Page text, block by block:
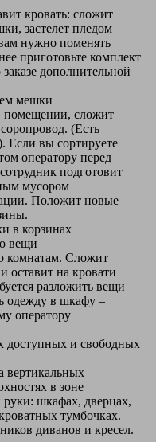
кровать: сложит
застелет пледом
нужно поменять
приготовьте комплект
дополнительной
мешки
помещении, сложит
(Есть
Если вы сортируете
оператору перед
подготовит
мусором
Положит новые
в корзинах
вещи
комнатам. Сложит
оставит на кровати
разложить вещи
одежду в шкафу –
оператору
доступных и свободных
вертикальных
в зоне
руки: шкафах, дверцах,
тумбочках.
диванов и кресел.